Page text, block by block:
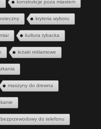
konstrukcje poza miastem
kryteria wyboru
kultura rybacka
leżaki reklamowe
maszyny do drewna
do telefonu